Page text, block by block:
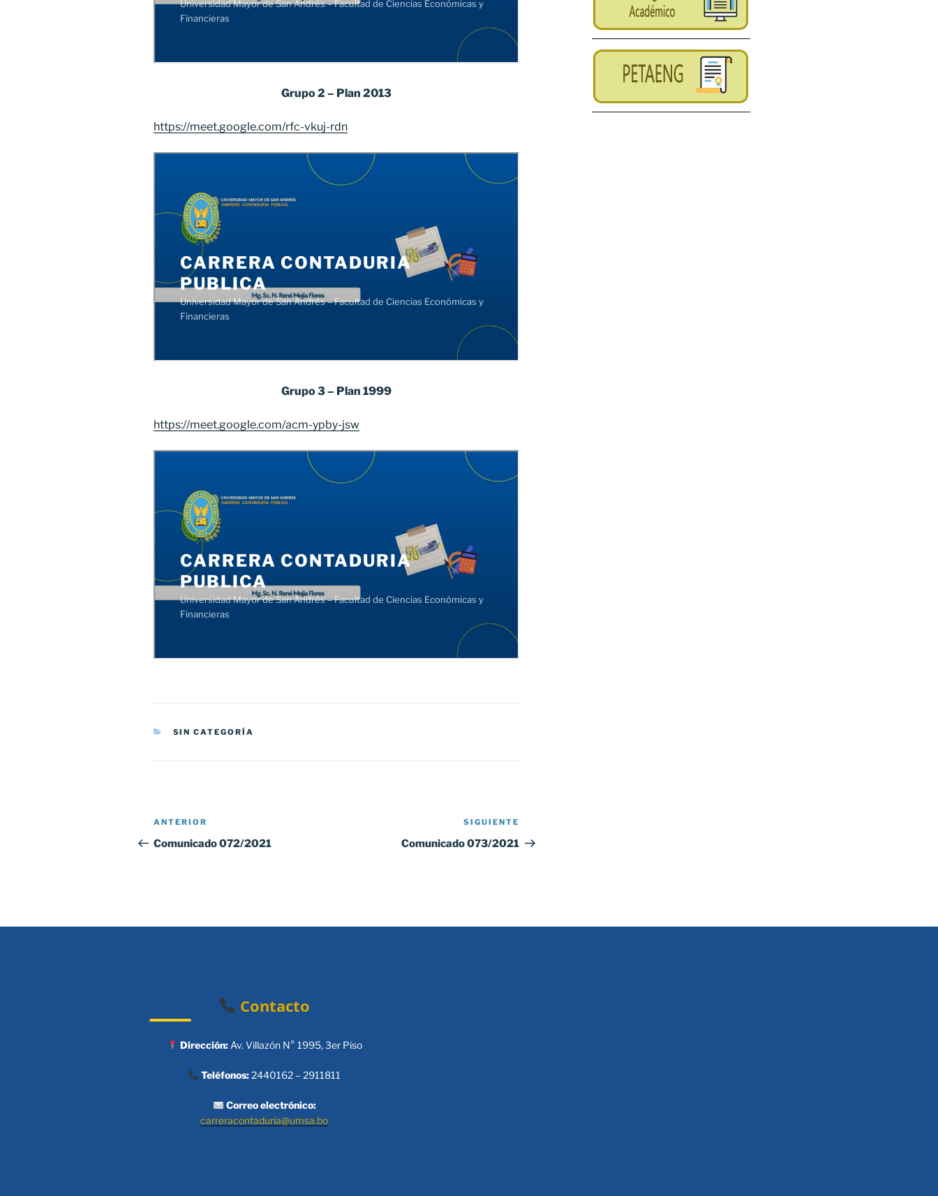
Grupo 2 – Plan 2013
https://meet.google.com/rfc-vkuj-rdn
Grupo 3 – Plan 1999
https://meet.google.com/acm-ypby-jsw
CATEGORÍAS
SIN CATEGORÍA
Navegación
de
Entrada
anterior:
ANTERIOR
Comunicado 072/2021
entrada
SIGUIENTE
Comunicado 073/2021
Contacto
Dirección:Av. Villazón N° 1995, 3er Piso
Teléfonos:2440162 – 2911811
Correo electrónico:
carreracontaduria@umsa.bo